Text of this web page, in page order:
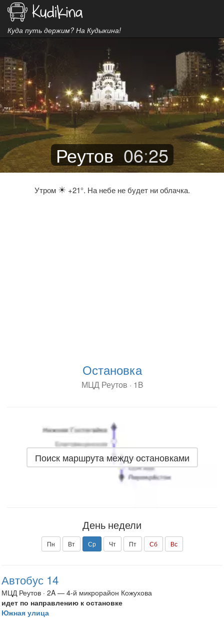
Куда путь держим? На Кудыкина!
Реутов 06:25
Утром ☀ +21°. На небе не будет ни облачка.
Остановка
МЦД Реутов · 1B
Поиск маршрута между остановками
День недели
Пн Вт Ср Чт Пт Сб Вс
Автобус 14
МЦД Реутов · 2A — 4-й микрорайон Кожухова
идет по направлению к остановке
Южная улица